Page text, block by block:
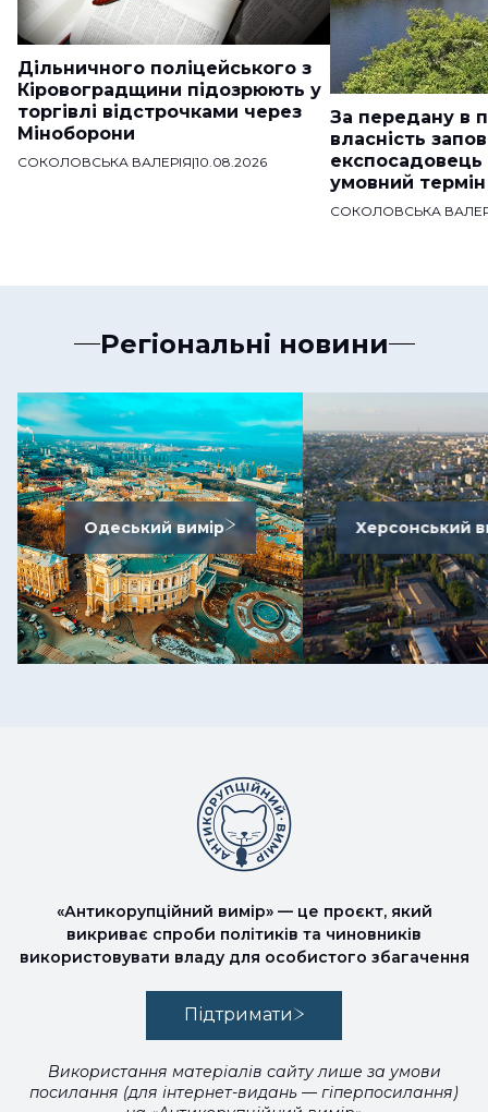
Дільничного поліцейського з
Кіровоградщини підозрюють у
торгівлі відстрочками через
Міноборони
СОКОЛОВСЬКА ВАЛЕРІЯ|10.08.2026
За передану в
власність
умовний термін
СОКОЛОВСЬКА
Регіональні новини
Одеський вимір Херсонський
«Антикорупційний вимір» — це проєкт, який
викриває спроби політиків та чиновників
використовувати владу для особистого збагачення
Підтримати
Використання матеріалів сайту лише за умови
посилання (для інтернет-видань — гіперпосилання)